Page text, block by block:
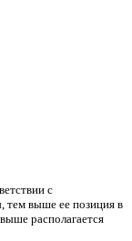
с
тем выше ее позиция в
располагается